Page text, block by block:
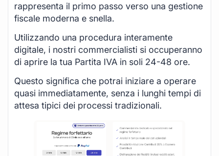
rappresenta il primo passo verso una gestione
fiscale moderna e snella.
Utilizzando una procedura interamente
digitale, i nostri commercialisti si occuperanno
di aprire la tua Partita IVA in soli 24-48 ore.
Questo significa che potrai iniziare a operare
quasi immediatamente, senza i lunghi tempi di
attesa tipici dei processi tradizionali.